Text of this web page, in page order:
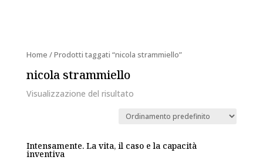
Home / Prodotti taggati “nicola strammiello”
nicola strammiello
Visualizzazione del risultato
Intensamente. La vita, il caso e la capacità
inventiva